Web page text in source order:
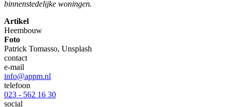
binnenstedelijke woningen.
Artikel
Heembouw
Foto
Patrick Tomasso, Unsplash
contact
e-mail
info@appm.nl
telefoon
023 - 562 16 30
social